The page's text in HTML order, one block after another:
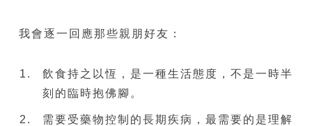
我會逐一回應那些親朋好友：
飲食持之以恆，是一種生活態度，不是一時半
刻的臨時抱佛腳。
需要受藥物控制的長期疾病，最需要的是理解